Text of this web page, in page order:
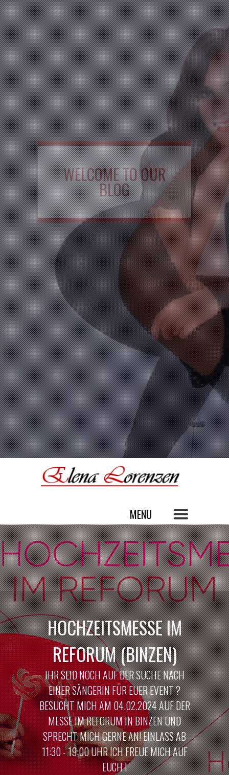
WELCOME TO OUR
BLOG
HOCHZEITSMESSE IM
REFORUM (BINZEN)
IHR SEID NOCH AUF DER SUCHE NACH
EINER SÄNGERIN FÜR EUER EVENT ?
BESUCHT MICH AM 04.02.2024 AUF DER
MESSE IM REFORUM IN BINZEN UND
SPRECHT MICH GERNE AN! EINLASS AB
11:30 - 19:00 UHR ICH FREUE MICH AUF
EUCH !